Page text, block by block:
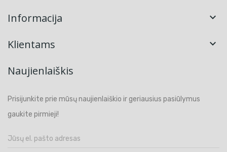
Informacija 
Klientams 
Naujienlaiškis
Prisijunkite prie mūsų naujienlaiškio ir geriausius pasiūlymus
gaukite pirmieji!